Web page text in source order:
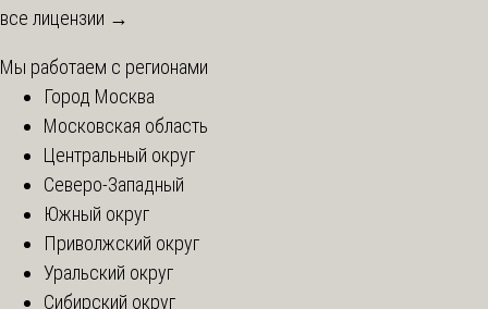
все лицензии →
Мы работаем с регионами
Город Москва
Московская область
Центральный округ
Северо-Западный
Южный округ
Приволжский округ
Уральский округ
Сибирский округ